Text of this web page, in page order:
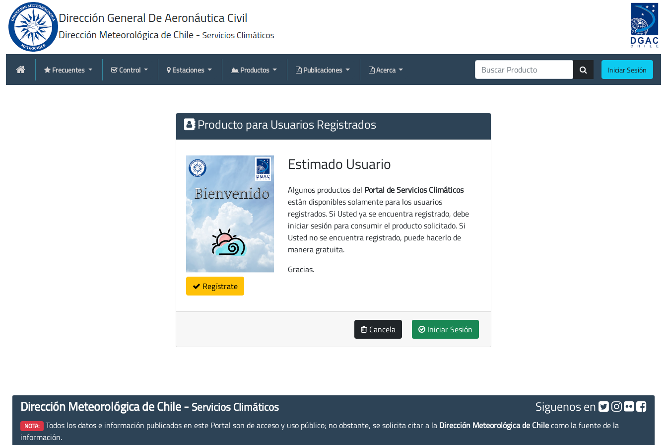
Frecuentes Control Estaciones Productos Publicaciones Acerca Iniciar Sesión
Producto para Usuarios Registrados
Regístrate
Estimado Usuario
Algunos productos del Portal de Servicios Climáticos
están disponibles solamente para los usuarios
registrados. Si Usted ya se encuentra registrado, debe
iniciar sesión para consumir el producto solicitado. Si
Usted no se encuentra registrado, puede hacerlo de
manera gratuita.
Gracias.
Cancela Iniciar Sesión
Dirección Meteorológica de Chile - Servicios Climáticos Siguenos en
NOTA: Todos los datos e información publicados en este Portal son de acceso y uso público; no obstante, se solicita citar a la Dirección Meteorológica de Chilecomo la fuente de la
información.